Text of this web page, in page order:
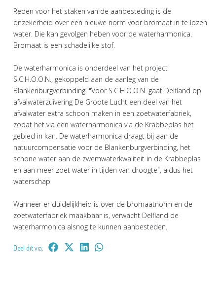
Reden voor het staken van de aanbesteding is de
onzekerheid over een nieuwe norm voor bromaat in te lozen
water. Die kan gevolgen heben voor de waterharmonica.
Bromaat is een schadelijke stof.
De waterharmonica is onderdeel van het project
S.C.H.O.O.N., gekoppeld aan de aanleg van de
Blankenburgverbinding. "Voor S.C.H.O.O.N. gaat Delfland op
afvalwaterzuivering De Groote Lucht een deel van het
afvalwater extra schoon maken in een zoetwaterfabriek,
zodat het via een waterharmonica via de Krabbeplas het
gebied in kan. De waterharmonica draagt bij aan de
natuurcompensatie voor de Blankenburgverbinding, het
schone water aan de zwemwaterkwaliteit in de Krabbeplas
en aan meer zoet water in tijden van droogte", aldus het
waterschap
Wanneer er duidelijkheid is over de bromaatnorm en de
zoetwaterfabriek maakbaar is, verwacht Delfland de
waterharmonica alsnog te kunnen aanbesteden.
Deel dit via: